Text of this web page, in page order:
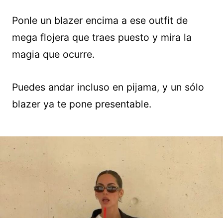
Ponle un blazer encima a ese outfit de
mega flojera que traes puesto y mira la
magia que ocurre.
Puedes andar incluso en pijama, y un sólo
blazer ya te pone presentable.